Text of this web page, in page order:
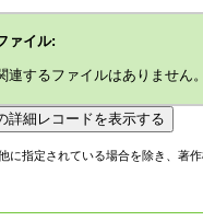
ァイル:
連するファイルはありません。
指定されている場合を除き、著作